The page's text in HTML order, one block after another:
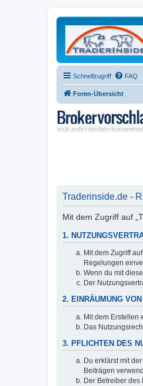
Schnellzugriff FAQ
Foren-Übersicht
Traderinside.de -
Mit dem Zugriff auf
1.
Mit dem Zugriff
Regelungen
Wenn du mit
Der
2. EINRÄUMUNG
Mit dem Erstellen
Das
3. PFLICHTEN DES
Du erklärst mit
Beiträgen
Der Betreiber